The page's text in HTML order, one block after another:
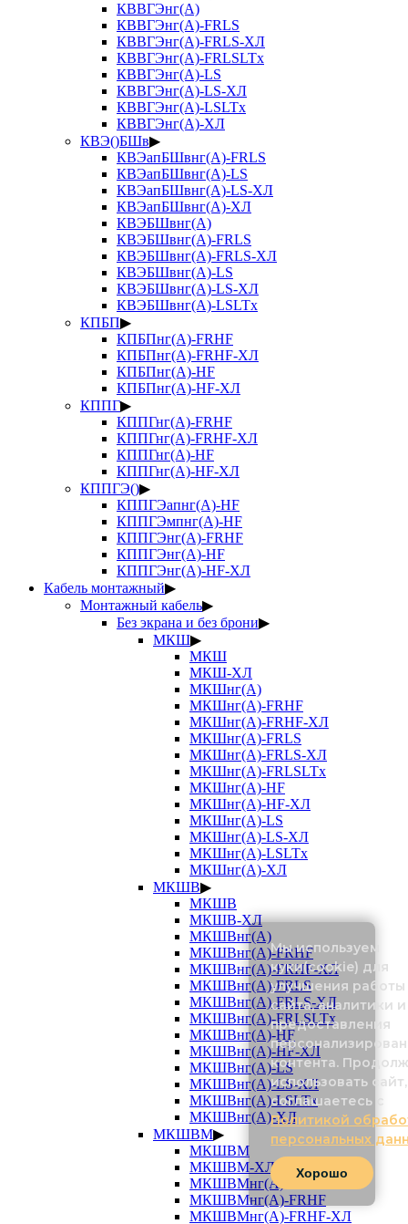
КВВГЭнг(А)
КВВГЭнг(А)-FRLS
КВВГЭнг(А)-FRLS-ХЛ
КВВГЭнг(А)-FRLSLTx
КВВГЭнг(А)-LS
КВВГЭнг(А)-LS-ХЛ
КВВГЭнг(А)-LSLTx
КВВГЭнг(А)-ХЛ
КВЭ()БШв▶
КВЭапБШвнг(А)-FRLS
КВЭапБШвнг(А)-LS
КВЭапБШвнг(А)-LS-ХЛ
КВЭапБШвнг(А)-ХЛ
КВЭБШвнг(А)
КВЭБШвнг(А)-FRLS
КВЭБШвнг(А)-FRLS-ХЛ
КВЭБШвнг(А)-LS
КВЭБШвнг(А)-LS-ХЛ
КВЭБШвнг(А)-LSLTx
КПБП▶
КПБПнг(А)-FRHF
КПБПнг(А)-FRHF-ХЛ
КПБПнг(А)-HF
КПБПнг(А)-HF-ХЛ
КППГ▶
КППГнг(А)-FRHF
КППГнг(А)-FRHF-ХЛ
КППГнг(А)-HF
КППГнг(А)-HF-ХЛ
КППГЭ()▶
КППГЭапнг(А)-HF
КППГЭмпнг(А)-HF
КППГЭнг(А)-FRHF
КППГЭнг(А)-HF
КППГЭнг(А)-HF-ХЛ
Кабель монтажный▶
Монтажный кабель▶
Без экрана и без брони▶
МКШ▶
МКШ
МКШ-ХЛ
МКШнг(А)
МКШнг(А)-FRHF
МКШнг(А)-FRHF-ХЛ
МКШнг(А)-FRLS
МКШнг(А)-FRLS-ХЛ
МКШнг(А)-FRLSLTx
МКШнг(А)-HF
МКШнг(А)-HF-ХЛ
МКШнг(А)-LS
МКШнг(А)-LS-ХЛ
МКШнг(А)-LSLTx
МКШнг(А)-ХЛ
МКШВ▶
МКШВ
МКШВ-ХЛ
МКШВнг(А)
МКШВнг(А)-FRHF
МКШВнг(А)-FRHF-ХЛ
МКШВнг(А)-FRLS
МКШВнг(А)-FRLS-ХЛ
МКШВнг(А)-FRLSLTx
МКШВнг(А)-HF
МКШВнг(А)-HF-ХЛ
МКШВнг(А)-LS
МКШВнг(А)-LS-ХЛ
МКШВнг(А)-LSLTx
МКШВнг(А)-ХЛ
МКШВМ▶
МКШВМ
МКШВМ-ХЛ
МКШВМнг(А)
МКШВМнг(А)-FRHF
МКШВМнг(А)-FRHF-ХЛ
Мы используем
куки(cookie) для
улучшения работы
сайта, аналитики и
предоставления
контента.
использовать
соглашаетесь с
Политикой
персональных
Хорошо